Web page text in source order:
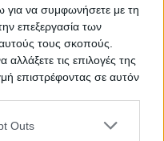
για να συμφωνήσετε με τη
επεξεργασία των
τους σκοπούς.
τις επιλογές της
επιστρέφοντας σε αυτόν
Outs
133 τ.μ.
Νομός Κυκλάδων
529.000€